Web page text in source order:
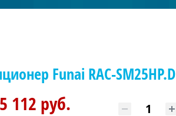
Funai RAC-
112 руб.